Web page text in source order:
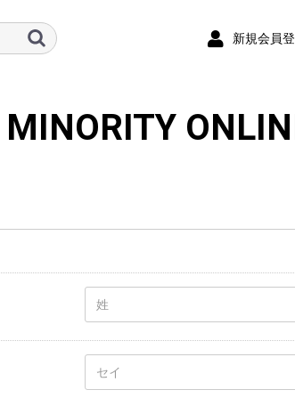
新規会員
MINORITY